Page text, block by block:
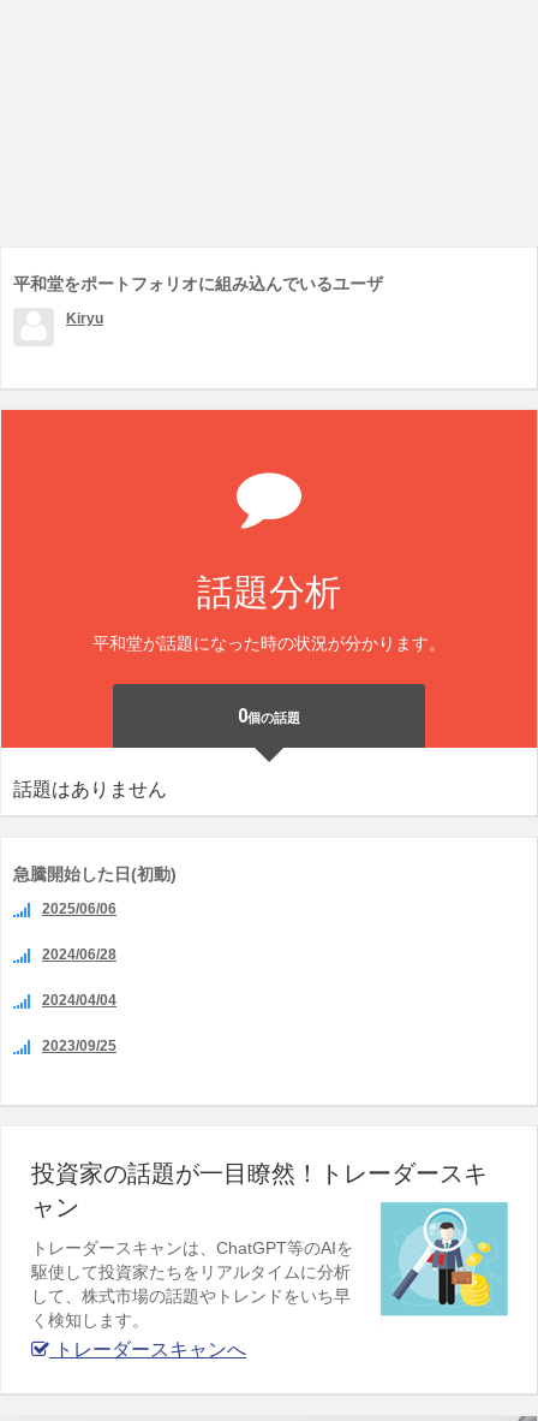
平和堂をポートフォリオに組み込んでいるユーザ
Kiryu
話題分析
平和堂が話題になった時の状況が分かります。
0個の話題
話題はありません
急騰開始した日(初動)
2025/06/06
2024/06/28
2024/04/04
2023/09/25
投資家の話題が一目瞭然！トレーダースキ
ャン
トレーダースキャンは、ChatGPT等のAIを
駆使して投資家たちをリアルタイムに分析
して、株式市場の話題やトレンドをいち早
く検知します。
トレーダースキャンへ